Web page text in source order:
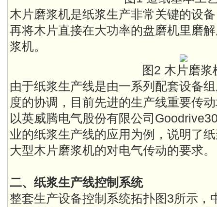
木片磨浆机是纸浆生产非常关键的设
再将木片直接在大功率的盘磨机里磨
浆机。
图2 木片磨浆
由于纸浆生产线是由一系列配套设备
度的协调，目前先进的生产线重要传
以英威腾电气股份有限公司
业的纸浆生产线的应用为例，说明了
大型木片磨浆机的对电气传动的要求。
二、纸浆生产线控制系统
整套生产设备控制系统拓扑图3所示，